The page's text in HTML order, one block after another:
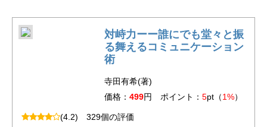
対峙力ーー誰にでも堂々と振
る舞えるコミュニケーション
術
寺田有希(著)
価格： 499円 ポイント： 5pt（1%）
(4.2) 329個の評価